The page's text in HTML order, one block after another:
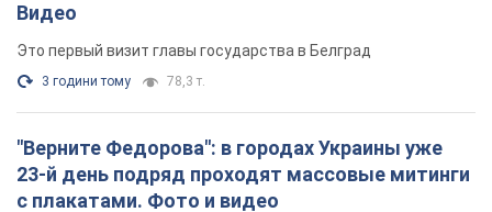
Видео
Это первый визит главы государства в Белград
3 години тому 78,3 т.
"Верните Федорова": в городах Украины уже
23-й день подряд проходят массовые митинги
с плакатами. Фото и видео